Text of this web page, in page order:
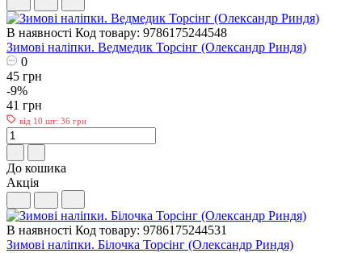
В наявності Код товару: 9786175244548
Зимові наліпки. Ведмедик Торсiнг (Олександр Риндя)
0
45 грн
-9%
41 грн
від 10 шт: 36 грн
До кошика
Акція
В наявності Код товару: 9786175244531
Зимові наліпки. Білочка Торсiнг (Олександр Риндя)